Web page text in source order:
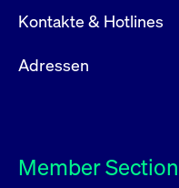
Kontakte & Hotlines
Adressen
Member Section